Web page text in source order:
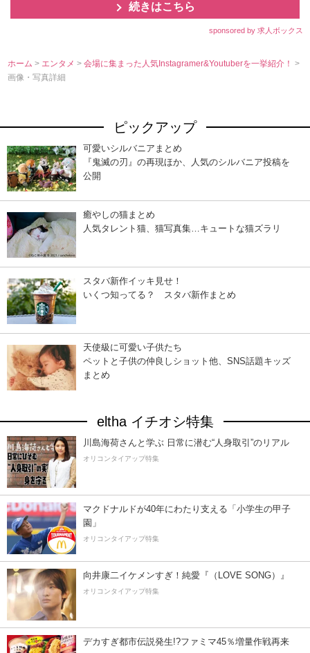
続きはこちら
sponsored by 求人ボックス
ホーム > エンタメ>会場に集まった人気Instagramer&Youtuberを一挙紹介！>
画像・写真詳細
ピックアップ
可愛いシルバニアまとめ
『鬼滅の刃』の再現ほか、人気のシルバニア投稿を
公開
癒やしの猫まとめ
人気タレント猫、猫写真集…キュートな猫ズラリ
スタバ新作イッキ見せ！
いくつ知ってる？ スタバ新作まとめ
天使級に可愛い子供たち
ペットと子供の仲良しショット他、SNS話題キッズ
まとめ
eltha イチオシ特集
川島海荷さんと学ぶ 日常に潜む“人身取引”のリアル
オリコンタイアップ特集
マクドナルドが40年にわたり支える「小学生の甲子
園」
オリコンタイアップ特集
向井康二イケメンすぎ！純愛『（LOVE SONG）』
オリコンタイアップ特集
デカすぎ都市伝説発生!?ファミマ45％増量作戦再来